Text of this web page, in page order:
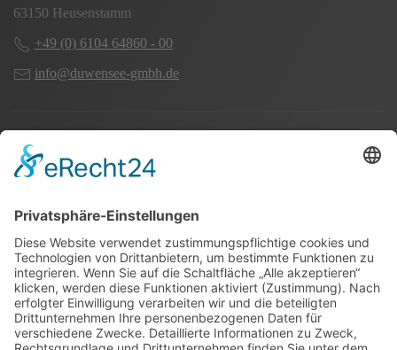
63150 Heusenstamm
+49 (0) 6104 64860 - 00
info@duwensee-gmbh.de
Spezialisten für:
Nahverkehr Transport Rhein-Main
UK-Transporte
Lagerlogistik